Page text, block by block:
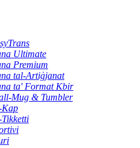
Ultimate
Premium
tal-Artiġjanat
ta' Format Kbir
Mug & Tumbler
Kap
Tikketti